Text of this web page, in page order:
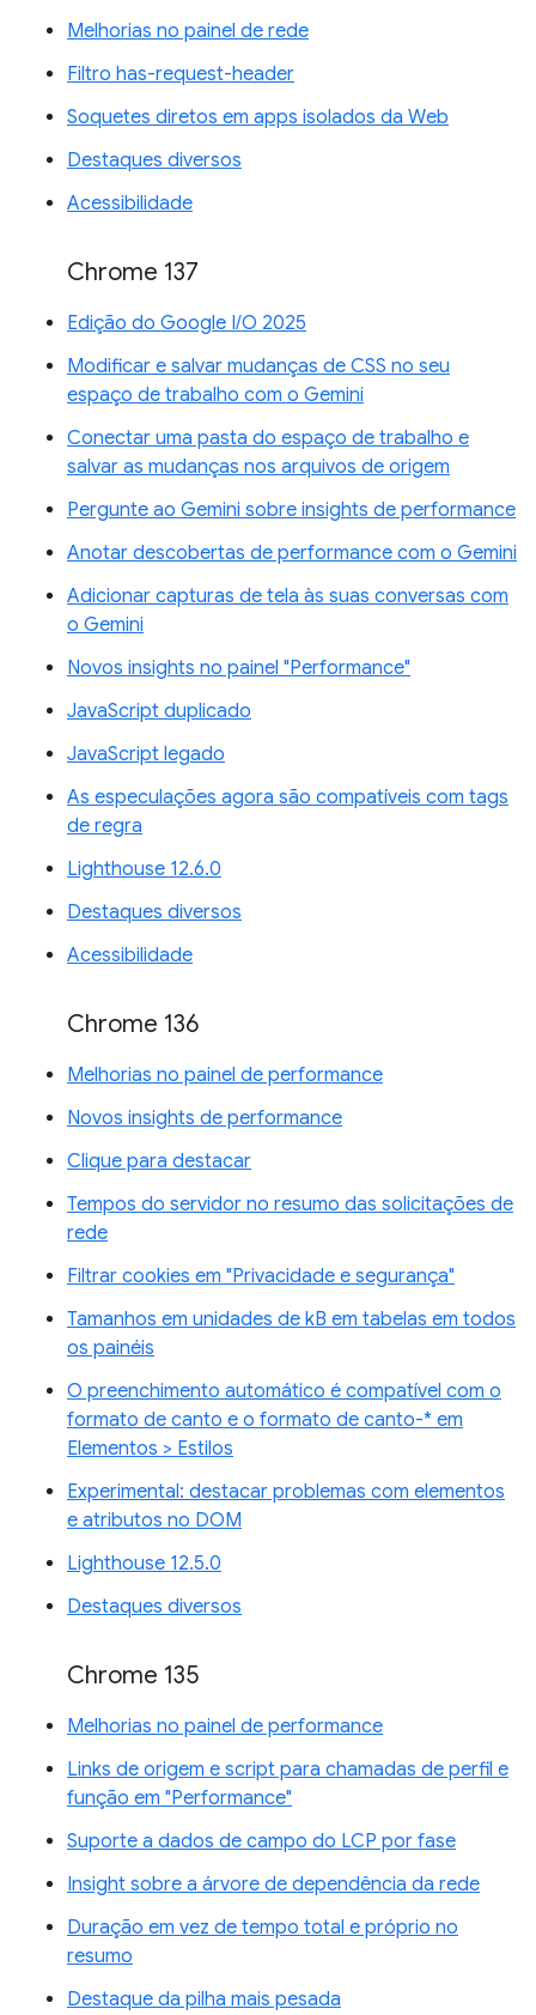
Melhorias no painel de rede
Filtro has-request-header
Soquetes diretos em apps isolados da Web
Destaques diversos
Acessibilidade
Chrome 137
Edição do Google I/O 2025
Modificar e salvar mudanças de CSS no seu
espaço de trabalho com o Gemini
Conectar uma pasta do espaço de trabalho e
salvar as mudanças nos arquivos de origem
Pergunte ao Gemini sobre insights de performance
Anotar descobertas de performance com o Gemini
Adicionar capturas de tela às suas conversas com
o Gemini
Novos insights no painel "Performance"
JavaScript duplicado
JavaScript legado
As especulações agora são compatíveis com tags
de regra
Lighthouse 12.6.0
Destaques diversos
Acessibilidade
Chrome 136
Melhorias no painel de performance
Novos insights de performance
Clique para destacar
Tempos do servidor no resumo das solicitações de
rede
Filtrar cookies em "Privacidade e segurança"
Tamanhos em unidades de kB em tabelas em todos
os painéis
O preenchimento automático é compatível com o
formato de canto e o formato de canto-* em
Elementos > Estilos
Experimental: destacar problemas com elementos
e atributos no DOM
Lighthouse 12.5.0
Destaques diversos
Chrome 135
Melhorias no painel de performance
Links de origem e script para chamadas de perfil e
função em "Performance"
Suporte a dados de campo do LCP por fase
Insight sobre a árvore de dependência da rede
Duração em vez de tempo total e próprio no
resumo
Destaque da pilha mais pesada